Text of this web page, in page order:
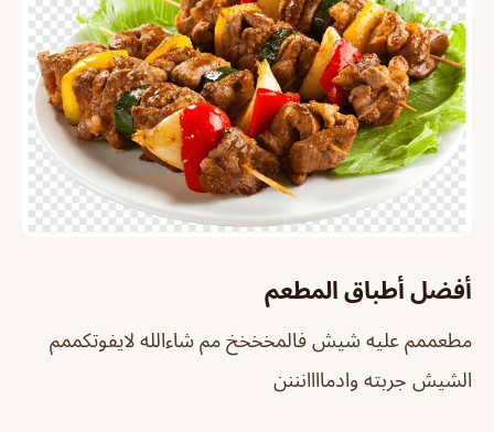
أفضل أطباق المطعم
مطعممم عليه شيش فالمخخخخ مم شاءالله لايفوتكممم
الشيش جربته وادماااانننن